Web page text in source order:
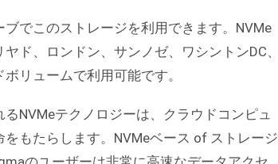
でこのストレージを利用できます。NVMe
ド、ロンドン、サンノゼ、ワシントンDC、
リュームで利用可能です。
NVMeテクノロジーは、クラウドコンピュ
もたらします。NVMeベース of ストレージ